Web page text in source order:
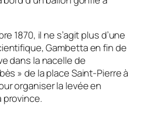
1870, il ne s’agit plus d’une
Gambetta en fin de
dans la nacelle de
» de la place Saint-Pierre à
organiser la levée en
province.